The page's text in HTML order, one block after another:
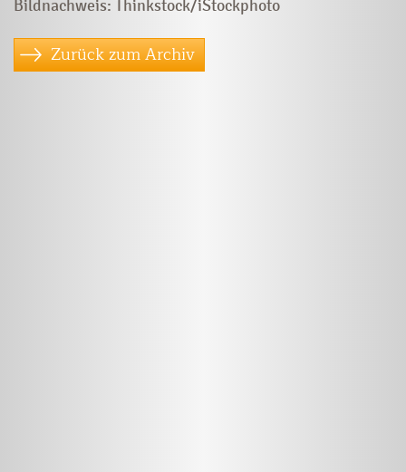
Bildnachweis: Thinkstock/iStockphoto
Zurück zum Archiv